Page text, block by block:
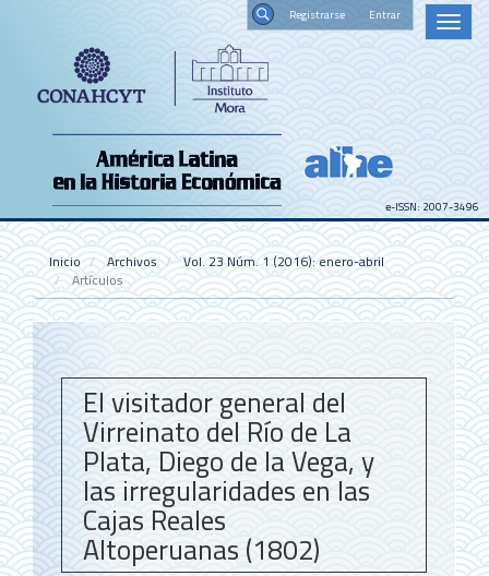
Contenido
principal
Barra
Toggle
e-ISSN: 2007-3496
Inicio Archivos Vol. 23 Núm. 1 (2016): enero-abril
Artículos
El visitador general del
Virreinato del Río de La
Plata, Diego de la Vega, y
las irregularidades en las
Cajas Reales
Altoperuanas (1802)